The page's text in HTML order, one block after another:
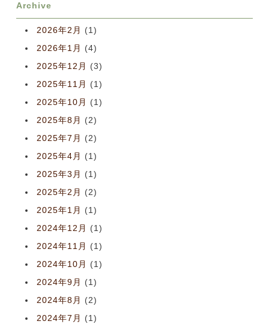
Archive
2026年2月
(1)
2026年1月
(4)
2025年12月
(3)
2025年11月
(1)
2025年10月
(1)
2025年8月
(2)
2025年7月
(2)
2025年4月
(1)
2025年3月
(1)
2025年2月
(2)
2025年1月
(1)
2024年12月
(1)
2024年11月
(1)
2024年10月
(1)
2024年9月
(1)
2024年8月
(2)
2024年7月
(1)